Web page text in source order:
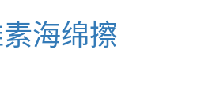
海绵擦